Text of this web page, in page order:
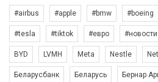
#airbus #apple #bmw #boeing
#tesla #tiktok #евро
BYD LVMH Meta Nestle
Беларусбанк Беларусь Бернар